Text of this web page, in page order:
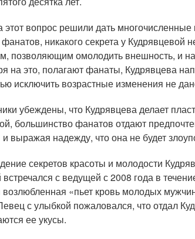
этот вопрос решили дать
никакого секрета у Кудрявцевой
позволяющим омолодить внешность, и
на это, полагают фанаты, Кудрявцева
исключить возрастные изменения не
убеждены, что Кудрявцева делает
большинство фанатов отдают
и выражая надежду, что она не будет
секретов красоты и молодости
с ведущей с 2008 года в
«пьет кровь молодых
с улыбкой пожаловался, что отдал
ее укусы.